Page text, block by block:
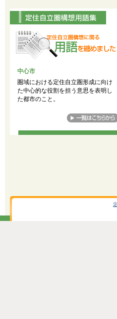
中心市
圏域における定住自立圏形成に向け
た中心的な役割を担う意思を表明し
た都市のこと。